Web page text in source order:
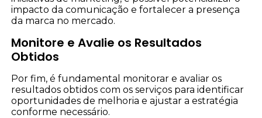
impacto da comunicação e fortalecer a presença
da marca no mercado.
Monitore e Avalie os Resultados
Obtidos
Por fim, é fundamental monitorar e avaliar os
resultados obtidos com os serviços para identificar
oportunidades de melhoria e ajustar a estratégia
conforme necessário.